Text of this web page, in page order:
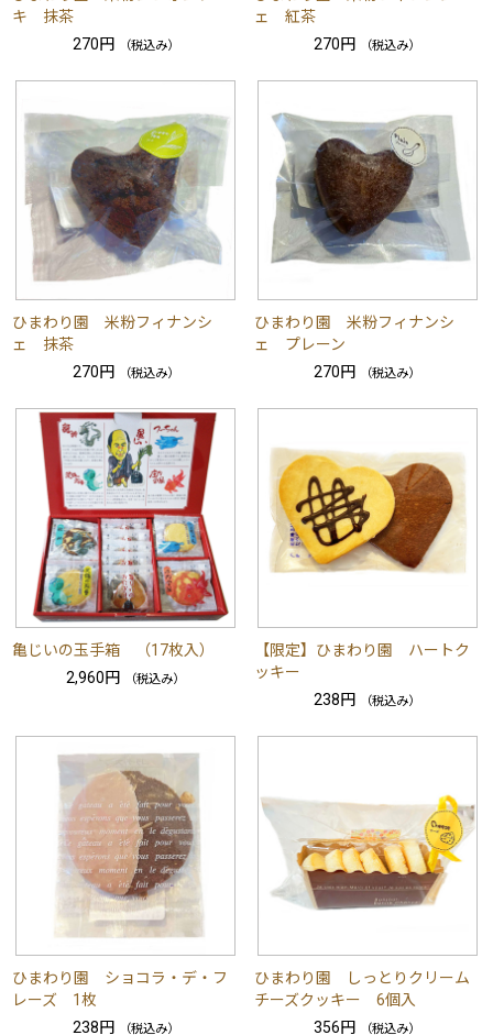
キ 抹茶
270円
（税込み）
ェ 紅茶
270円
（税込み）
ひまわり園 米粉フィナンシ
ェ 抹茶
270円
（税込み）
ひまわり園 米粉フィナンシ
ェ プレーン
270円
（税込み）
亀じいの玉手箱 （17枚入）
2,960円
（税込み）
【限定】ひまわり園 ハートク
ッキー
238円
（税込み）
ひまわり園 ショコラ・デ・フ
レーズ 1枚
238円
（税込み）
ひまわり園 しっとりクリーム
チーズクッキー 6個入
356円
（税込み）